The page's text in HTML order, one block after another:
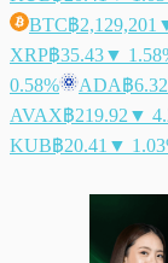
BTC฿2,129,201
XRP฿35.43▼
0.58%
ADA฿6.32
AVAX฿219.92 ▼
KUB฿20.41 ▼